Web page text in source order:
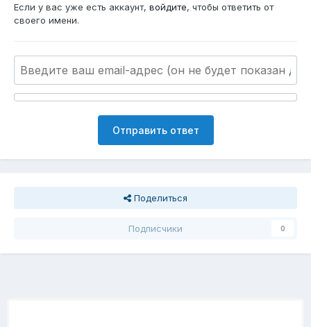
Если у вас уже есть аккаунт, войдите, чтобы ответить от
своего имени.
Отправить ответ
Поделиться
Подписчики 0